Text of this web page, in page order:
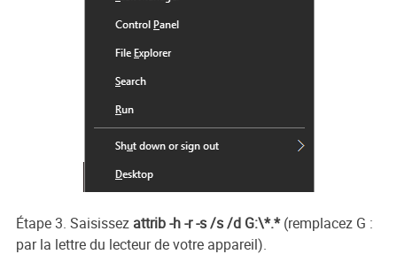
Étape 3. Saisissez attrib -h -r -s /s /d G:\*.*(remplacez G :
par la lettre du lecteur de votre appareil).